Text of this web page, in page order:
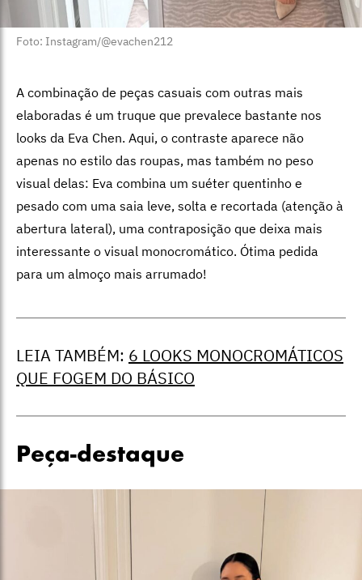
Foto: Instagram/@evachen212
A combinação de peças casuais com outras mais
elaboradas é um truque que prevalece bastante nos
looks da Eva Chen. Aqui, o contraste aparece não
apenas no estilo das roupas, mas também no peso
visual delas: Eva combina um suéter quentinho e
pesado com uma saia leve, solta e recortada (atenção à
abertura lateral), uma contraposição que deixa mais
interessante o visual monocromático. Ótima pedida
para um almoço mais arrumado!
LEIA TAMBÉM: 6 LOOKS MONOCROMÁTICOS
QUE FOGEM DO BÁSICO
Peça-destaque